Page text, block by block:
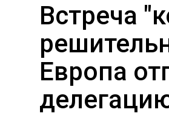
Встреча
Европа